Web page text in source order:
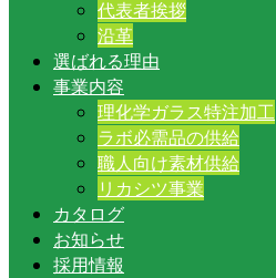
代表者挨拶
沿革
選ばれる理由
事業内容
理化学ガラス特注加工
ラボ必需品の供給
職人向け素材供給
リカシツ事業
カタログ
お知らせ
採用情報